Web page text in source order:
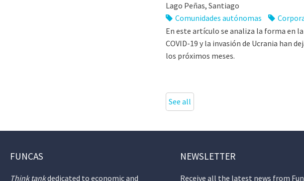
Lago Peñas, Santiago
Comunidades autónomas
En este artículo se analiza la forma en
COVID-19 y la invasión de Ucrania han
los próximos meses.
See all
FUNCAS
Think tankdedicated to economic and
NEWSLETTER
Receive all the latest news from